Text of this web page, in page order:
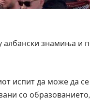
знамиња и
испит да може да
со